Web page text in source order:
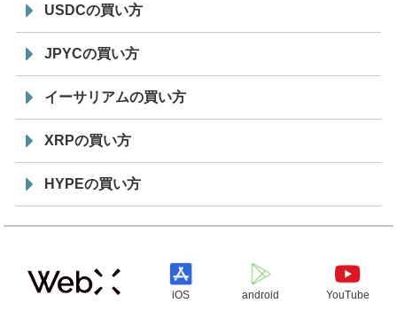
USDCの買い方
JPYCの買い方
イーサリアムの買い方
XRPの買い方
HYPEの買い方
iOS android YouTube